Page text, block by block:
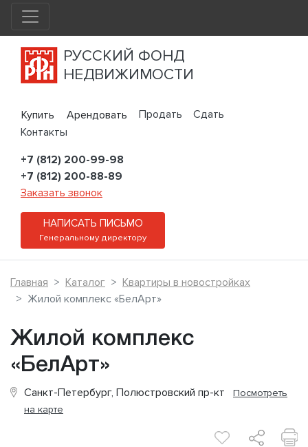
РУССКИЙ ФОНД
НЕДВИЖИМОСТИ
Купить Арендовать Продать
Сдать
Контакты
+7 (812) 200-99-98
+7 (812) 200-88-89
Заказать звонок
НАПИСАТЬ ПИСЬМО
Генеральному директору
Главная Каталог
Квартиры в новостройках
Жилой комплекс «БелАрт»
Жилой комплекс
«БелАрт»
Санкт-Петербург, Полюстровский пр-кт Посмотреть
на карте